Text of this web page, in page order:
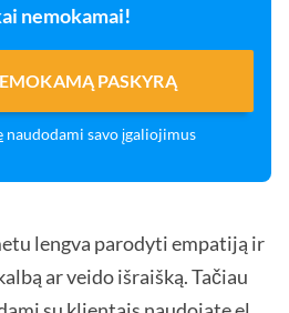
nemokamai!
PASKYRĄ
naudodami savo įgaliojimus
lengva parodyti empatiją ir
ar veido išraišką. Tačiau